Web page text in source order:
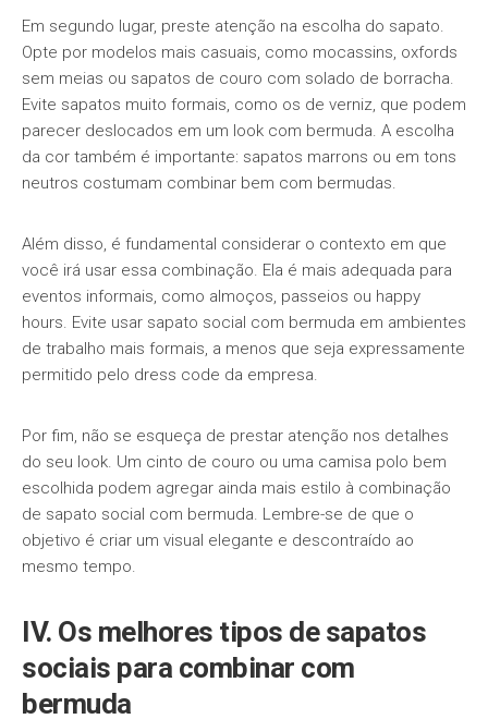
Em segundo lugar, preste atenção na escolha do sapato.
Opte por modelos mais casuais, como mocassins, oxfords
sem meias ou sapatos de couro com solado de borracha.
Evite sapatos muito formais, como os de verniz, que podem
parecer deslocados em um look com bermuda. A escolha
da cor também é importante: sapatos marrons ou em tons
neutros costumam combinar bem com bermudas.
Além disso, é fundamental considerar o contexto em que
você irá usar essa combinação. Ela é mais adequada para
eventos informais, como almoços, passeios ou happy
hours. Evite usar sapato social com bermuda em ambientes
de trabalho mais formais, a menos que seja expressamente
permitido pelo dress code da empresa.
Por fim, não se esqueça de prestar atenção nos detalhes
do seu look. Um cinto de couro ou uma camisa polo bem
escolhida podem agregar ainda mais estilo à combinação
de sapato social com bermuda. Lembre-se de que o
objetivo é criar um visual elegante e descontraído ao
mesmo tempo.
IV. Os melhores tipos de sapatos
sociais para combinar com
bermuda